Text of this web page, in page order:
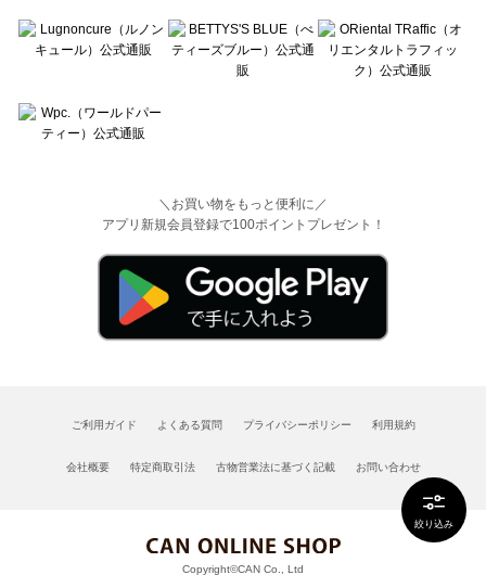
絞り込み
＼お買い物をもっと便利に／
アプリ新規会員登録で100ポイントプレゼント！
ご利用ガイド よくある質問 プライバシーポリシー 利用規約
会社概要 特定商取引法 古物営業法に基づく記載 お問い合わせ
Copyright©CAN Co., Ltd